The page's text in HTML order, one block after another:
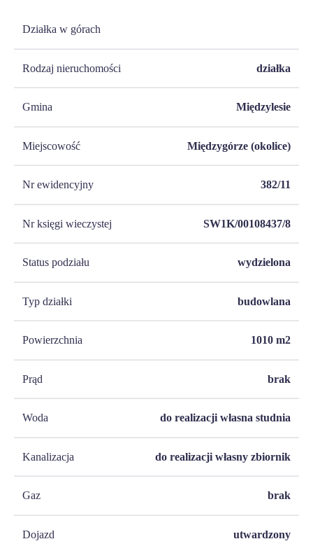
Działka w górach
Rodzaj nieruchomości działka
Gmina Międzylesie
Miejscowość Międzygórze (okolice)
Nr ewidencyjny 382/11
Nr księgi wieczystej SW1K/00108437/8
Status podziału wydzielona
Typ działki budowlana
Powierzchnia 1010 m2
Prąd brak
Woda do realizacji własna studnia
Kanalizacja do realizacji własny zbiornik
Gaz brak
Dojazd utwardzony